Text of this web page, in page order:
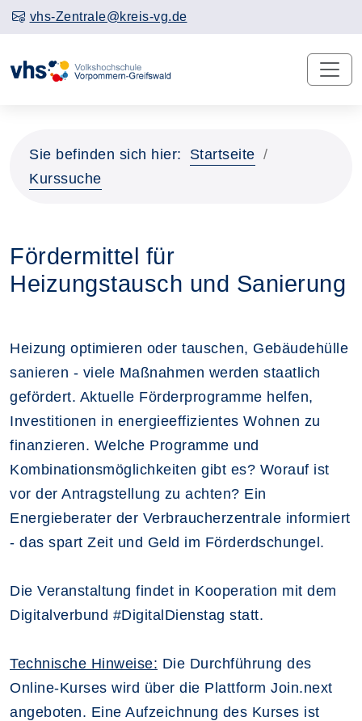
vhs-Zentrale@kreis-vg.de
Sie befinden sich hier:
Startseite
Kurssuche
Fördermittel für
Heizungstausch und Sanierung
Heizung optimieren oder tauschen, Gebäudehülle
sanieren - viele Maßnahmen werden staatlich
gefördert. Aktuelle Förderprogramme helfen,
Investitionen in energieeffizientes Wohnen zu
finanzieren. Welche Programme und
Kombinationsmöglichkeiten gibt es? Worauf ist
vor der Antragstellung zu achten? Ein
Energieberater der Verbraucherzentrale informiert
- das spart Zeit und Geld im Förderdschungel.
Die Veranstaltung findet in Kooperation mit dem
Digitalverbund #DigitalDienstag statt.
Technische Hinweise: Die Durchführung des
Online-Kurses wird über die Plattform Join.next
angeboten. Eine Aufzeichnung des Kurses ist